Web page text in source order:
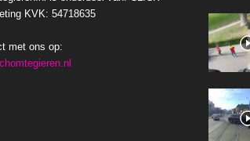
KVK: 54718635
met ons op: